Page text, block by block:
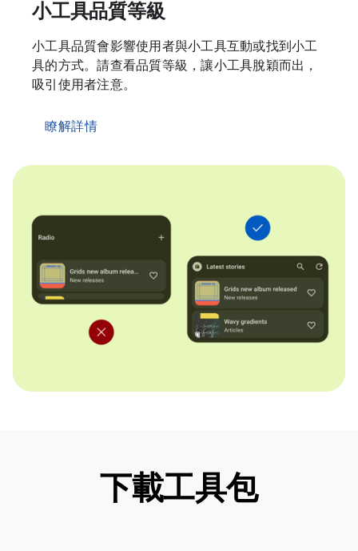
小工具品質等級
小工具品質會影響使用者與小工具互動或找到小工
具的方式。請查看品質等級，讓小工具脫穎而出，
吸引使用者注意。
瞭解詳情
下載工具包